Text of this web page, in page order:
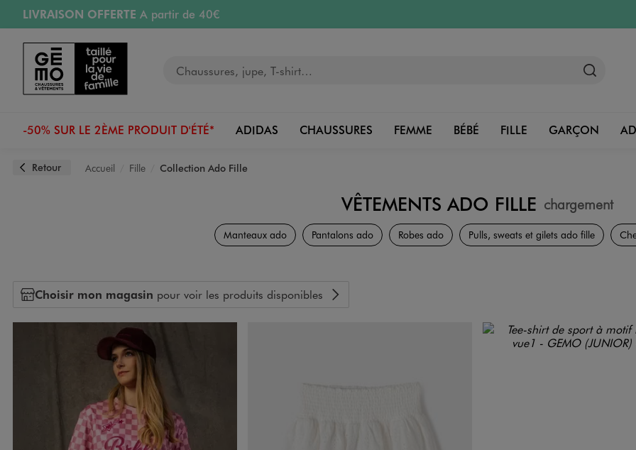
Aller au contenu principal
Aller à la navigation
LIVRAISON OFFERTE A partir de 40€
RETRAIT ET LIVRAISON OFFERTE
PAYEZ EN 3x SANS FRAIS
dès 50€
Retours OFFERTSpendant 30 jours
-50% SUR LE 2ÈME PRODUIT D'ÉTÉ* ADIDAS CHAUSSURES FEMME BÉBÉ FILLE GARÇON
Retour Accueil Fille Collection Ado Fille
VÊTEMENTS ADO FILLE chargement
Collection Ado Fille
Manteaux ado Pantalons ado Robes ado Pulls, sweats et gilets ado fille
Choisir mon magasin pour voir les produits disponibles